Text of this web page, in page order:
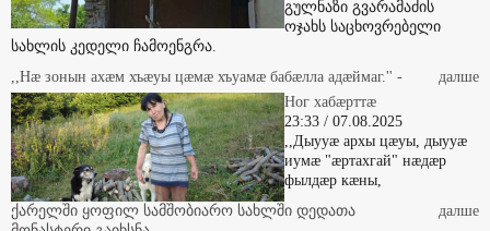
ოჯახს საცხოვრებელი
სახლის კედელი ჩამოენგრა.
,,Нæ зонын ахæм хъæуы цæмæ хъуамæ бабæлла адæймаг.'' -
Ног хабæрттæ
23:33 / 07.08.2025
,,Дыууæ архы цæуы, дыууæ
иумæ "æртахгай" нæдæр
фылдæр кæны,
ქარელში ყოფილ სამშობიარო სახლში დედათა
მონასტერი გაიხსნა